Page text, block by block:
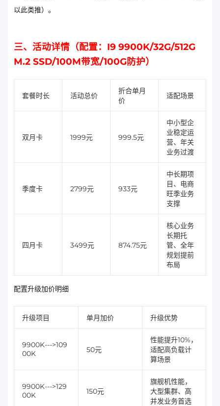
以此类推）。
三、活动详情（配置：I9 9900K/32G/512G
M.2 SSD/100M带宽/100G防护）
套餐时长 活动总价
折合单月
价
适配场景
双月卡 1999元 999.5元
中小型企
业稳定运
营、年关
业务过渡
季度卡 2799元 933元
中长期项
目、电商
旺季业务
支撑
四月卡 3499元 874.75元
核心业务
长期托
管、全年
规划提前
布局
配置升级加价明细
升级项目 单月加价 升级优势
9900K--->109
00K
50元
性能提升10%，
适配高负载计
算场景
9900K--->129
00K
150元
旗舰机性能，
大型集群、高
并发业务首选